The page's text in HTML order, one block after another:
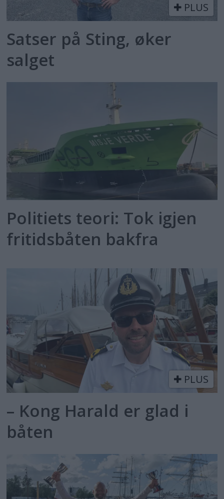
PLUS
Satser på Sting, øker
salget
Politiets teori: Tok igjen
fritidsbåten bakfra
PLUS
– Kong Harald er glad i
båten